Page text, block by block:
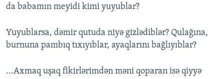
da babamın meyidi kimi yuyublar?
Yuyublarsa, dəmir qutuda niyə gizlədiblər? Qulağına,
burnuna pambıq tıxıyıblar, ayaqlarını bağlıyıblar?
...Axmaq uşaq fikirlərimdən məni qoparan isə qiyyə